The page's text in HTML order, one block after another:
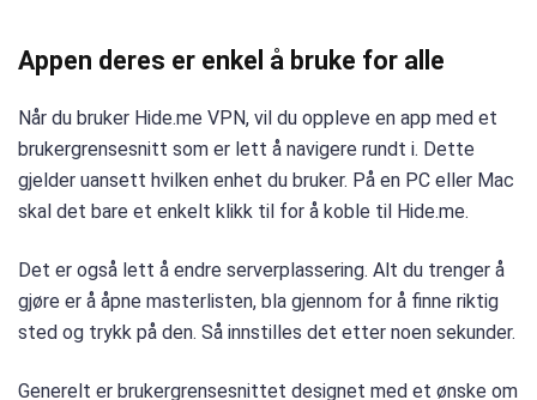
Appen deres er enkel å bruke for alle
Når du bruker Hide.me VPN, vil du oppleve en app med et
brukergrensesnitt som er lett å navigere rundt i. Dette
gjelder uansett hvilken enhet du bruker. På en PC eller Mac
skal det bare et enkelt klikk til for å koble til Hide.me.
Det er også lett å endre serverplassering. Alt du trenger å
gjøre er å åpne masterlisten, bla gjennom for å finne riktig
sted og trykk på den. Så innstilles det etter noen sekunder.
Generelt er brukergrensesnittet designet med et ønske om